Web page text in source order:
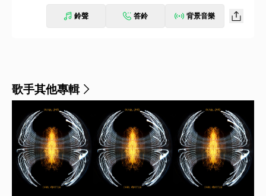
鈴聲 答鈴 背景音樂
歌手其他專輯